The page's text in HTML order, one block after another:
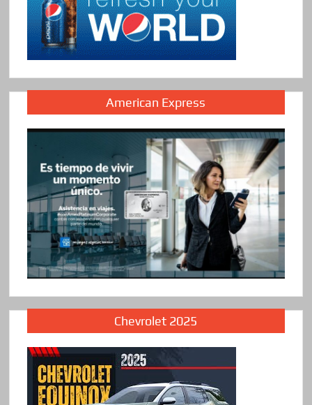
American Express
Chevrolet 2025